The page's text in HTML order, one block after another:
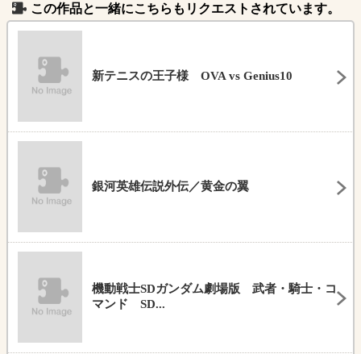
この作品と一緒にこちらもリクエストされています。
新テニスの王子様 OVA vs Genius10
銀河英雄伝説外伝／黄金の翼
機動戦士SDガンダム劇場版 武者・騎士・コ
マンド SD...